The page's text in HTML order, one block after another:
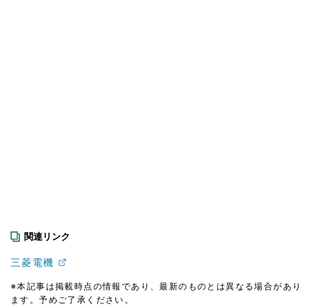
関連リンク
三菱電機
※本記事は掲載時点の情報であり、最新のものとは異なる場合があり
ます。予めご了承ください。